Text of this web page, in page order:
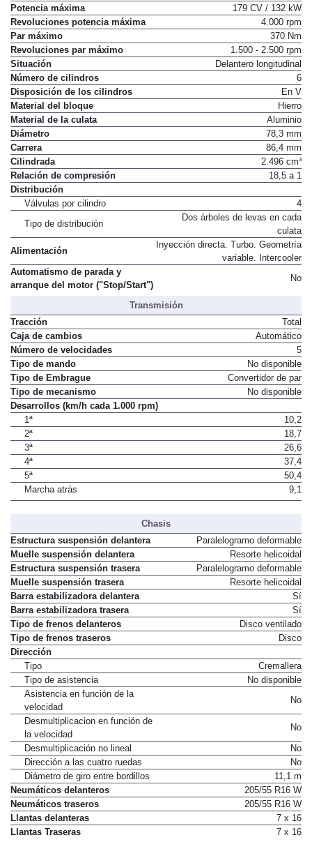
Potencia máxima
179 CV / 132 kW
Revoluciones potencia máxima
4.000 rpm
Par máximo
370 Nm
Revoluciones par máximo
1.500 - 2.500 rpm
Situación
Delantero longitudinal
Número de cilindros
6
Disposición de los cilindros
En V
Material del bloque
Hierro
Material de la culata
Aluminio
Diámetro
78,3 mm
Carrera
86,4 mm
Cilindrada
2.496 cm³
Relación de compresión
18,5 a 1
Distribución
Válvulas por cilindro
4
Tipo de distribución
Dos árboles de levas en cada
culata
Alimentación
Inyección directa. Turbo. Geometría
variable. Intercooler
Automatismo de parada y
arranque del motor ("Stop/Start")
No
Transmisión
Tracción
Total
Caja de cambios
Automático
Número de velocidades
5
Tipo de mando
No disponible
Tipo de Embrague
Convertidor de par
Tipo de mecanismo
No disponible
Desarrollos (km/h cada 1.000 rpm)
1ª
10,2
2ª
18,7
3ª
26,6
4ª
37,4
5ª
50,4
Marcha atrás
9,1
Chasis
Estructura suspensión delantera
Paralelogramo deformable
Muelle suspensión delantera
Resorte helicoidal
Estructura suspensión trasera
Paralelogramo deformable
Muelle suspensión trasera
Resorte helicoidal
Barra estabilizadora delantera
Sí
Barra estabilizadora trasera
Sí
Tipo de frenos delanteros
Disco ventilado
Tipo de frenos traseros
Disco
Dirección
Tipo
Cremallera
Tipo de asistencia
No disponible
Asistencia en función de la
velocidad
No
Desmultiplicacion en función de
la velocidad
No
Desmultiplicación no lineal
No
Dirección a las cuatro ruedas
No
Diámetro de giro entre bordillos
11,1 m
Neumáticos delanteros
205/55 R16 W
Neumáticos traseros
205/55 R16 W
Llantas delanteras
7 x 16
Llantas Traseras
7 x 16